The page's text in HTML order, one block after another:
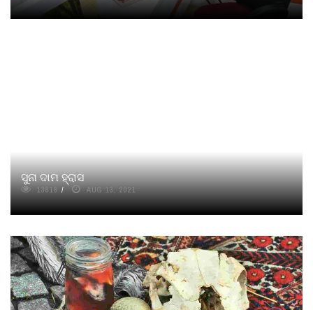
ସୁନା ଦାମ ହ୍ରାସ
13818 AUG 13, 2021